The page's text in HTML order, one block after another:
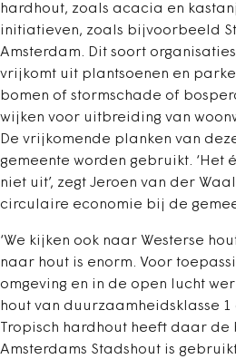
hardhout, zoals acacia en
initiatieven, zoals bijvoorbeeld
Amsterdam. Dit soort
vrijkomt uit plantsoenen en
bomen of stormschade of
wijken voor uitbreiding van
De vrijkomende planken van
gemeente worden gebruikt. ‘Het
niet uit’, zegt Jeroen van der
circulaire economie bij de
‘We kijken ook naar Westerse
naar hout is enorm. Voor
omgeving en in de open lucht
hout van duurzaamheidsklasse
Tropisch hardhout heeft daar de
Amsterdams Stadshout is